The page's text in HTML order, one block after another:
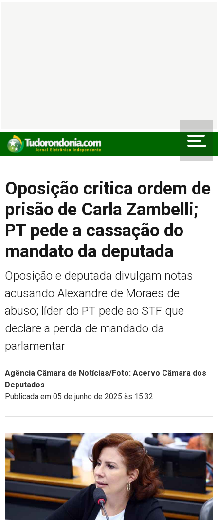
Oposição critica ordem de
prisão de Carla Zambelli;
PT pede a cassação do
mandato da deputada
Oposição e deputada divulgam notas
acusando Alexandre de Moraes de
abuso; líder do PT pede ao STF que
declare a perda de mandado da
parlamentar
Agência Câmara de Notícias/Foto: Acervo Câmara dos
Deputados
Publicada em 05 de junho de 2025 às 15:32